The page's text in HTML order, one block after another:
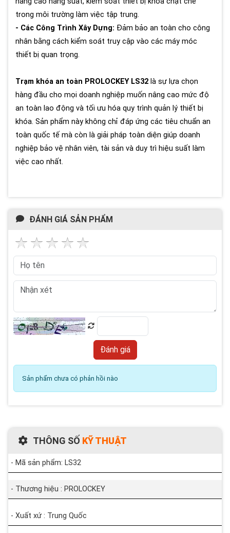
trong môi trường làm việc tập trung.
- Các Công Trình Xây Dựng: Đảm bảo an toàn cho công
nhân bằng cách kiểm soát truy cập vào các máy móc
thiết bị quan trọng.
Trạm khóa an toàn PROLOCKEY LS32 là sự lựa chọn
hàng đầu cho mọi doanh nghiệp muốn nâng cao mức độ
an toàn lao động và tối ưu hóa quy trình quản lý thiết bị
khóa. Sản phẩm này không chỉ đáp ứng các tiêu chuẩn an
toàn quốc tế mà còn là giải pháp toàn diện giúp doanh
nghiệp bảo vệ nhân viên, tài sản và duy trì hiệu suất làm
việc cao nhất.
ĐÁNH GIÁ SẢN PHẨM
Sản phẩm chưa có phản hồi nào
THÔNG SỐ KỸ THUẬT
- Mã sản phẩm: LS32
- Thương hiệu : PROLOCKEY
- Xuất xứ : Trung Quốc